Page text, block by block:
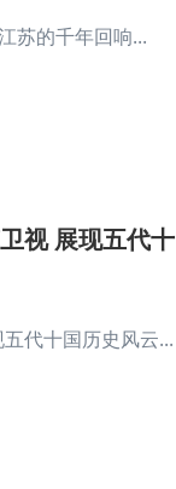
苏的千年回响...
视 展现五代十
代十国历史风云...